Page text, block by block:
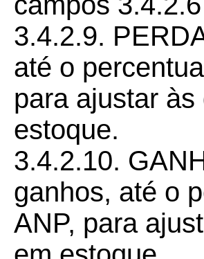
3.4.2.9.
até o
para ajustar
estoque.
3.4.2.10.
ganhos, até o
ANP, para